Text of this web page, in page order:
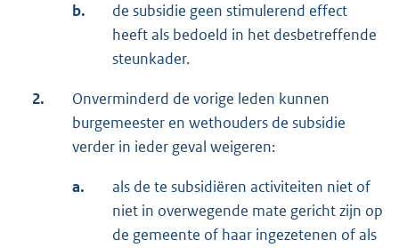
b.
de subsidie geen stimulerend effect
heeft als bedoeld in het desbetreffende
steunkader.
2.
Onverminderd de vorige leden kunnen
burgemeester en wethouders de subsidie
verder in ieder geval weigeren:
a.
als de te subsidiëren activiteiten niet of
niet in overwegende mate gericht zijn op
de gemeente of haar ingezetenen of als